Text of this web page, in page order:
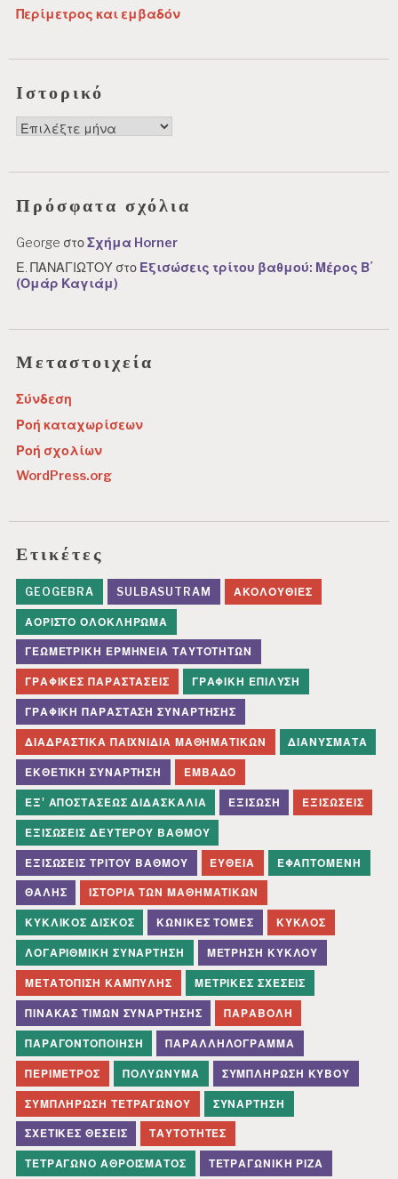
Περίμετρος και εμβαδόν
Ιστορικό
Ιστορικό
Πρόσφατα σχόλια
George στοΣχήμα Horner
Ε. ΠΑΝΑΓΙΩΤΟΥ στο Εξισώσεις τρίτου βαθμού: Μέρος Β΄
(Ομάρ Καγιάμ)
Μεταστοιχεία
Σύνδεση
Ροή καταχωρίσεων
Ροή σχολίων
WordPress.org
Ετικέτες
GEOGEBRA SULBASUTRAM ΑΚΟΛΟΥΘΊΕΣ
ΑΌΡΙΣΤΟ ΟΛΟΚΛΉΡΩΜΑ
ΓΕΩΜΕΤΡΙΚΉ ΕΡΜΗΝΕΊΑ ΤΑΥΤΟΤΉΤΩΝ
ΓΡΑΦΙΚΈΣ ΠΑΡΑΣΤΆΣΕΙΣ ΓΡΑΦΙΚΉ ΕΠΊΛΥΣΗ
ΓΡΑΦΙΚΉ ΠΑΡΆΣΤΑΣΗ ΣΥΝΆΡΤΗΣΗΣ
ΔΙΑΔΡΑΣΤΙΚΆ ΠΑΙΧΝΊΔΙΑ ΜΑΘΗΜΑΤΙΚΏΝ ΔΙΑΝΎΣΜΑΤΑ
ΕΚΘΕΤΙΚΉ ΣΥΝΆΡΤΗΣΗ ΕΜΒΑΔΌ
ΕΞ' ΑΠΟΣΤΆΣΕΩΣ ΔΙΔΑΣΚΑΛΊΑ ΕΞΊΣΩΣΗ ΕΞΙΣΏΣΕΙΣ
ΕΞΙΣΏΣΕΙΣ ΔΕΎΤΕΡΟΥ ΒΑΘΜΟΎ
ΕΞΙΣΏΣΕΙΣ ΤΡΊΤΟΥ ΒΑΘΜΟΎ ΕΥΘΕΊΑ ΕΦΑΠΤΟΜΈΝΗ
ΘΑΛΉΣ ΙΣΤΟΡΊΑ ΤΩΝ ΜΑΘΗΜΑΤΙΚΏΝ
ΚΥΚΛΙΚΌΣ ΔΊΣΚΟΣ ΚΩΝΙΚΈΣ ΤΟΜΈΣ ΚΎΚΛΟΣ
ΛΟΓΑΡΙΘΜΙΚΉ ΣΥΝΆΡΤΗΣΗ ΜΈΤΡΗΣΗ ΚΎΚΛΟΥ
ΜΕΤΑΤΌΠΙΣΗ ΚΑΜΠΎΛΗΣ ΜΕΤΡΙΚΈΣ ΣΧΈΣΕΙΣ
ΠΊΝΑΚΑΣ ΤΙΜΏΝ ΣΥΝΆΡΤΗΣΗΣ ΠΑΡΑΒΟΛΉ
ΠΑΡΑΓΟΝΤΟΠΟΊΗΣΗ ΠΑΡΑΛΛΗΛΌΓΡΑΜΜΑ
ΠΕΡΊΜΕΤΡΟΣ ΠΟΛΥΏΝΥΜΑ ΣΥΜΠΛΉΡΩΣΗ ΚΎΒΟΥ
ΣΥΜΠΛΉΡΩΣΗ ΤΕΤΡΑΓΏΝΟΥ ΣΥΝΆΡΤΗΣΗ
ΣΧΕΤΙΚΈΣ ΘΈΣΕΙΣ ΤΑΥΤΌΤΗΤΕΣ
ΤΕΤΡΆΓΩΝΟ ΑΘΡΟΊΣΜΑΤΟΣ ΤΕΤΡΑΓΩΝΙΚΉ ΡΊΖΑ